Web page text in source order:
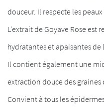
douceur. Il respecte les
L'extrait de Goyave Rose est
hydratantes et apaisantes
Il contient également une
extraction douce des
Convient à tous les